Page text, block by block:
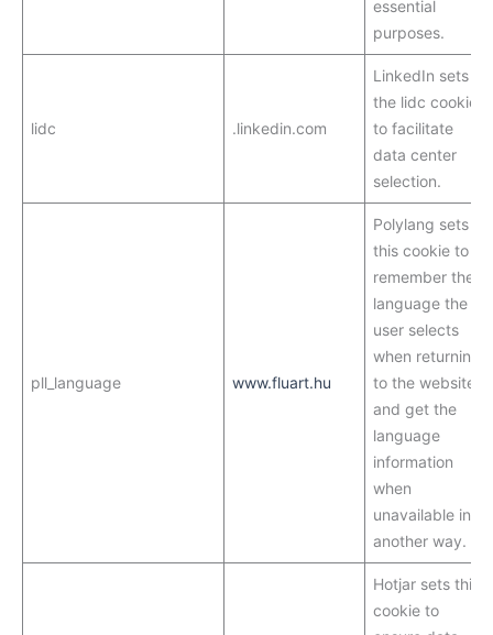
essential
purposes.
lidc .linkedin.com
LinkedIn sets
the lidc cookie
to facilitate
data center
selection.
pll_language www.fluart.hu
Polylang sets
this cookie to
remember the
language the
user selects
when returning
to the website
and get the
language
information
when
unavailable in
another way.
Hotjar sets this
cookie to